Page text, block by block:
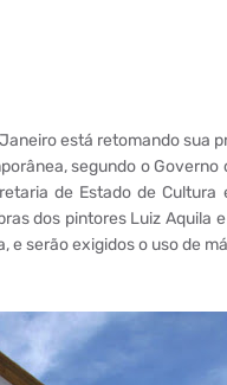
está retomando sua
segundo o Governo
de Estado de Cultura
dos pintores Luiz Aquila
e serão exigidos o uso de